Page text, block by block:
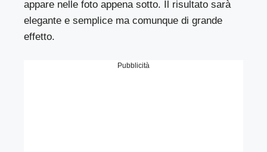
appare nelle foto appena sotto. Il risultato sarà
elegante e semplice ma comunque di grande
effetto.
Pubblicità